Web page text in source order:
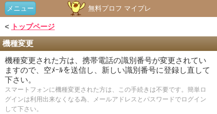
メニュー 無料プロフ マイプレ
< トップページ
機種変更
機種変更された方は、携帯電話の識別番号が変更されてい
ますので、空ﾒｰﾙを送信し、新しい識別番号に登録し直して
下さい。
スマートフォンに機種変更された方は、この手続きは不要です。簡単ロ
グインは利用出来なくなる為、メールアドレスとパスワードでログイン
して下さい。